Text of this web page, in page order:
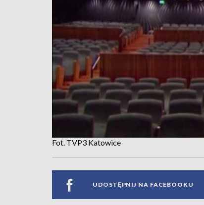
Fot. TVP3 Katowice
UDOSTĘPNIJ NA FACEBOOKU